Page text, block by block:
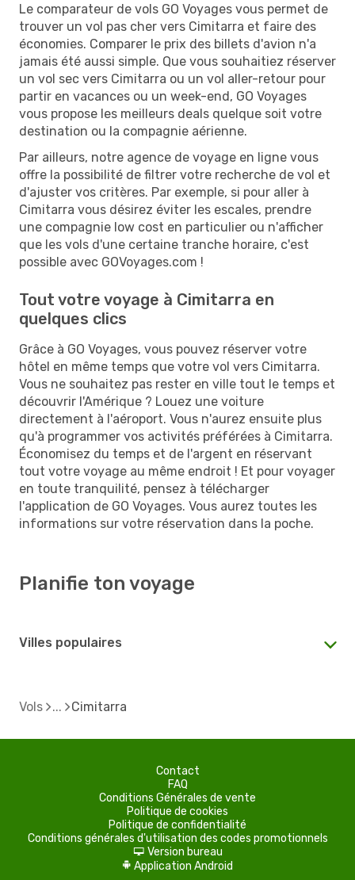
Le comparateur de vols GO Voyages vous permet de
trouver un vol pas cher vers Cimitarra et faire des
économies. Comparer le prix des billets d'avion n'a
jamais été aussi simple. Que vous souhaitiez réserver
un vol sec vers Cimitarra ou un vol aller-retour pour
partir en vacances ou un week-end, GO Voyages
vous propose les meilleurs deals quelque soit votre
destination ou la compagnie aérienne.
Par ailleurs, notre agence de voyage en ligne vous
offre la possibilité de filtrer votre recherche de vol et
d'ajuster vos critères. Par exemple, si pour aller à
Cimitarra vous désirez éviter les escales, prendre
une compagnie low cost en particulier ou n'afficher
que les vols d'une certaine tranche horaire, c'est
possible avec GOVoyages.com !
Tout votre voyage à Cimitarra en
quelques clics
Grâce à GO Voyages, vous pouvez réserver votre
hôtel en même temps que votre vol vers Cimitarra.
Vous ne souhaitez pas rester en ville tout le temps et
découvrir l'Amérique ? Louez une voiture
directement à l'aéroport. Vous n'aurez ensuite plus
qu'à programmer vos activités préférées à Cimitarra.
Économisez du temps et de l'argent en réservant
tout votre voyage au même endroit ! Et pour voyager
en toute tranquilité, pensez à télécharger
l'application de GO Voyages. Vous aurez toutes les
informations sur votre réservation dans la poche.
Planifie ton voyage
Villes populaires
Vols Cimitarra
Contact
FAQ
Conditions Générales de vente
Politique de cookies
Politique de confidentialité
Conditions générales d'utilisation des codes promotionnels
d Version bureau
A Application Android